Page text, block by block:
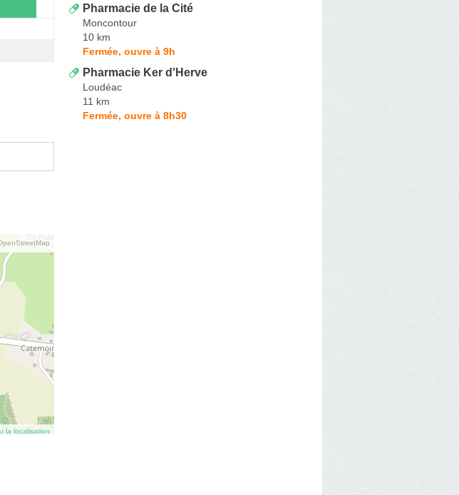
la localisation
Pharmacie de la Cité
Moncontour
10 km
Fermée, ouvre à 9h
Pharmacie Ker d'Herve
Loudéac
11 km
Fermée, ouvre à 8h30